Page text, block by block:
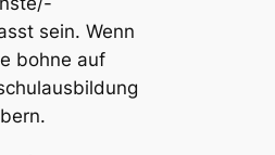
sein. Wenn
bohne auf